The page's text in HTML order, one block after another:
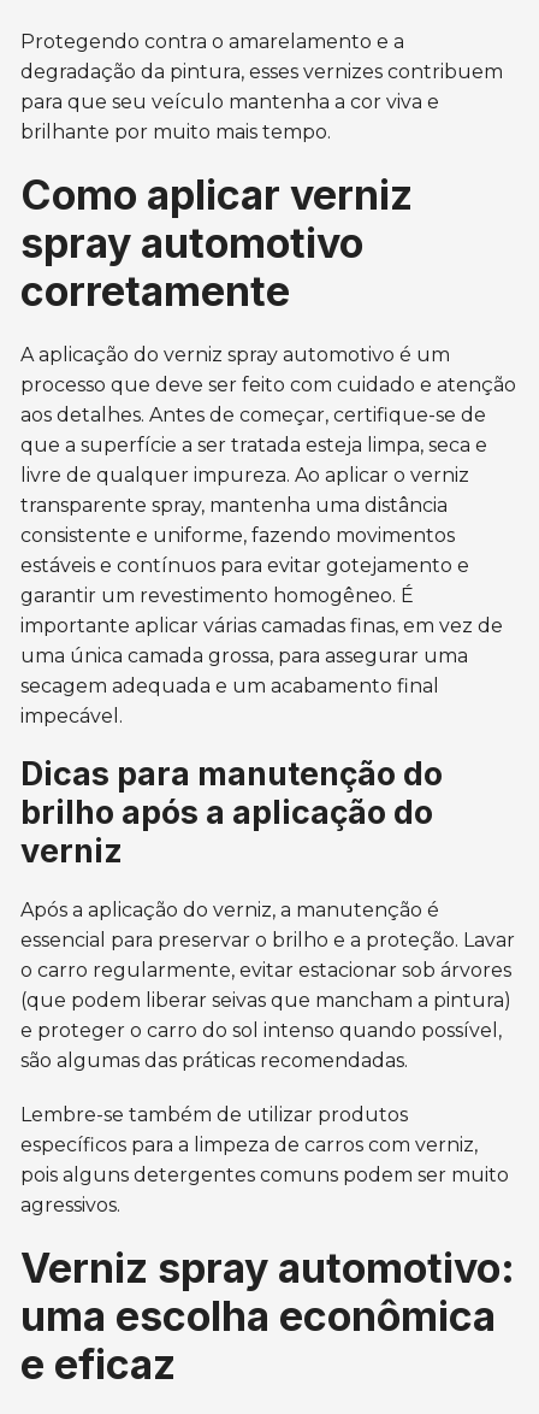
Protegendo contra o amarelamento e a
degradação da pintura, esses vernizes contribuem
para que seu veículo mantenha a cor viva e
brilhante por muito mais tempo.
Como aplicar verniz
spray automotivo
corretamente
A aplicação do verniz spray automotivo é um
processo que deve ser feito com cuidado e atenção
aos detalhes. Antes de começar, certifique-se de
que a superfície a ser tratada esteja limpa, seca e
livre de qualquer impureza. Ao aplicar o verniz
transparente spray, mantenha uma distância
consistente e uniforme, fazendo movimentos
estáveis e contínuos para evitar gotejamento e
garantir um revestimento homogêneo. É
importante aplicar várias camadas finas, em vez de
uma única camada grossa, para assegurar uma
secagem adequada e um acabamento final
impecável.
Dicas para manutenção do
brilho após a aplicação do
verniz
Após a aplicação do verniz, a manutenção é
essencial para preservar o brilho e a proteção. Lavar
o carro regularmente, evitar estacionar sob árvores
(que podem liberar seivas que mancham a pintura)
e proteger o carro do sol intenso quando possível,
são algumas das práticas recomendadas.
Lembre-se também de utilizar produtos
específicos para a limpeza de carros com verniz,
pois alguns detergentes comuns podem ser muito
agressivos.
Verniz spray automotivo:
uma escolha econômica
e eficaz